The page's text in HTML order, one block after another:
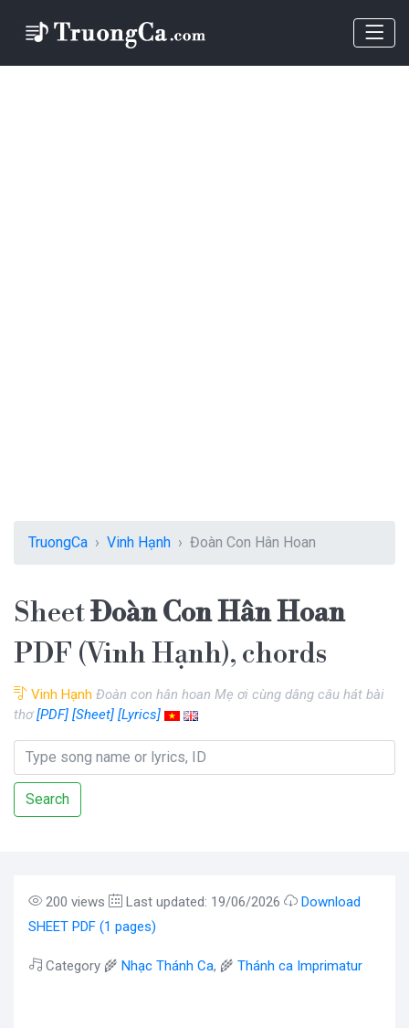
TruongCa Vinh Hạnh Đoàn Con Hân Hoan
SheetĐoàn Con Hân Hoan
PDF (Vinh Hạnh), chords
Vinh Hạnh Đoàn con hân hoan Mẹ ơi cùng dâng câu hát bài
thơ[PDF] [Sheet] [Lyrics]
Search
200 views Last updated: 19/06/2026
Download
SHEET PDF (1 pages)
Category 🌾 Nhạc Thánh Ca, 🌾 Thánh ca Imprimatur